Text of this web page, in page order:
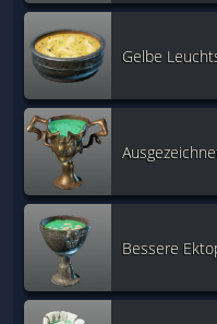
Gelbe
Bessere